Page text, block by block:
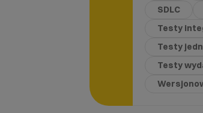
SDLC
Testy
Testy
Testy